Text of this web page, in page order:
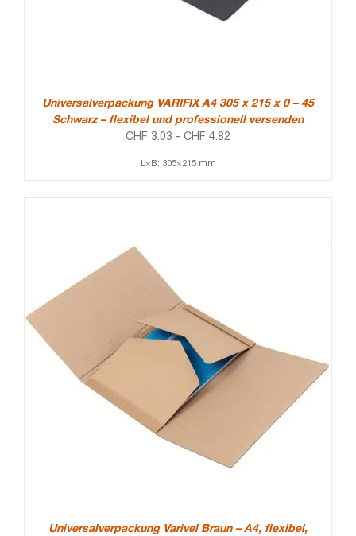
Universalverpackung VARIFIX A4 305 x 215 x 0 – 45
Schwarz – flexibel und professionell versenden
CHF 3.03 - CHF 4.82
L×B: 305×215 mm
Universalverpackung Varivel Braun – A4, flexibel,